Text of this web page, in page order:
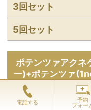
3回セット
5回セット
ポテンツァアクネ
ー)+ポテンツァ
ション成分１
5回セット(ジェネ
電話する 予約
フォー